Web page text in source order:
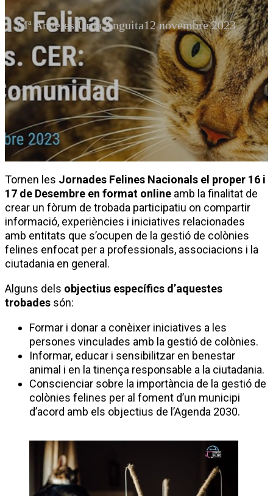
Mª Angeles Urda Anguita12 novembre 2023
Tornen les Jornades Felines Nacionals el proper 16 i
17 de Desembre en format online amb la finalitat de
crear un fòrum de trobada participatiu on compartir
informació, experiències i iniciatives relacionades
amb entitats que s’ocupen de la gestió de colònies
felines enfocat per a professionals, associacions i la
ciutadania en general.
Alguns dels objectius específics d’aquestes
trobades són:
Formar i donar a conèixer iniciatives a les
persones vinculades amb la gestió de colònies.
Informar, educar i sensibilitzar en benestar
animal i en la tinença responsable a la ciutadania.
Conscienciar sobre la importància de la gestió de
colònies felines per al foment d’un municipi
d’acord amb els objectius de l’Agenda 2030.